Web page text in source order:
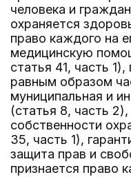
человека и
охраняется
право каждого на
медицинскую
статья 41, часть
равным образом
муниципальная и
(статья 8, часть
собственности
35, часть 1),
защита прав и
признается право